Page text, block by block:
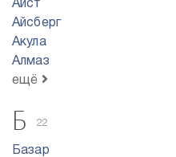
Аист
Айсберг
Акула
Алмаз
ещё
Б 22
Базар